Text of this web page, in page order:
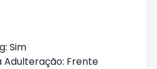
Sim
Frente